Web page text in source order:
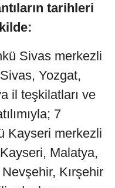
tarihleri
Sivas merkezli
Yozgat,
il teşkilatları ve
7
Kayseri merkezli
Malatya,
Kırşehir